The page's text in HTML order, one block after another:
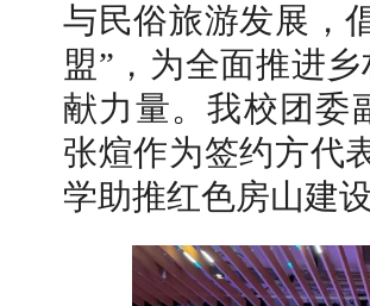
与民俗旅游发展，
盟”，为全面推进
献力量。我校团委
张煊作为签约方代
学助推红色房山建